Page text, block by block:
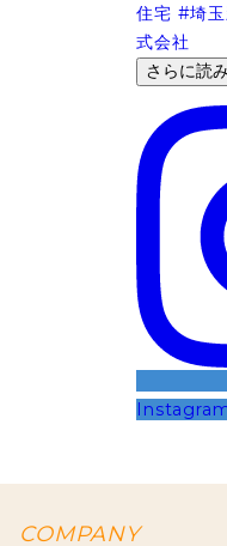
さらに読
COMPANY